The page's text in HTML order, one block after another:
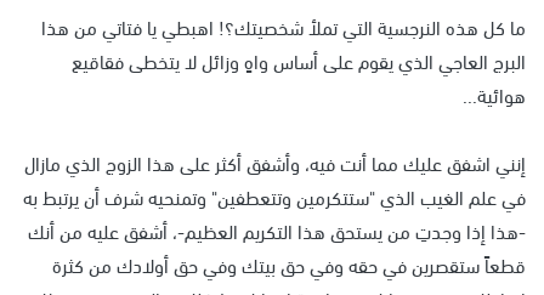
ما كل هذه النرجسية التي تملأ شخصيتك؟! اهبطي يا فتاتي من هذا
البرج العاجي الذي يقوم على أساس واهٍ وزائل لا يتخطى فقاقيع
هوائية...
إنني اشفق عليك مما أنت فيه، وأشفق أكثر على هذا الزوج الذي مازال
في علم الغيب الذي "ستتكرمين وتتعطفين" وتمنحيه شرف أن يرتبط به
-هذا إذا وجدتِ من يستحق هذا التكريم العظيم-، أشفق عليه من أنك
قطعاً ستقصرين في حقه وفي حق بيتك وفي حق أولادك من كثرة